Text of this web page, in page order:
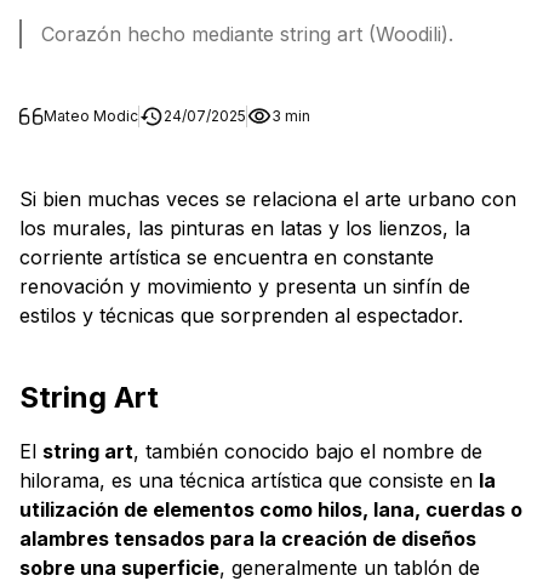
Corazón hecho mediante string art (Woodili).
Mateo Modic 24/07/2025 3 min
Si bien muchas veces se relaciona el arte urbano con
los murales, las pinturas en latas y los lienzos, la
corriente artística se encuentra en constante
renovación y movimiento y presenta un sinfín de
estilos y técnicas que sorprenden al espectador.
String Art
El string art, también conocido bajo el nombre de
hilorama, es una técnica artística que consiste en la
utilización de elementos como hilos, lana, cuerdas o
alambres tensados para la creación de diseños
sobre una superficie, generalmente un tablón de